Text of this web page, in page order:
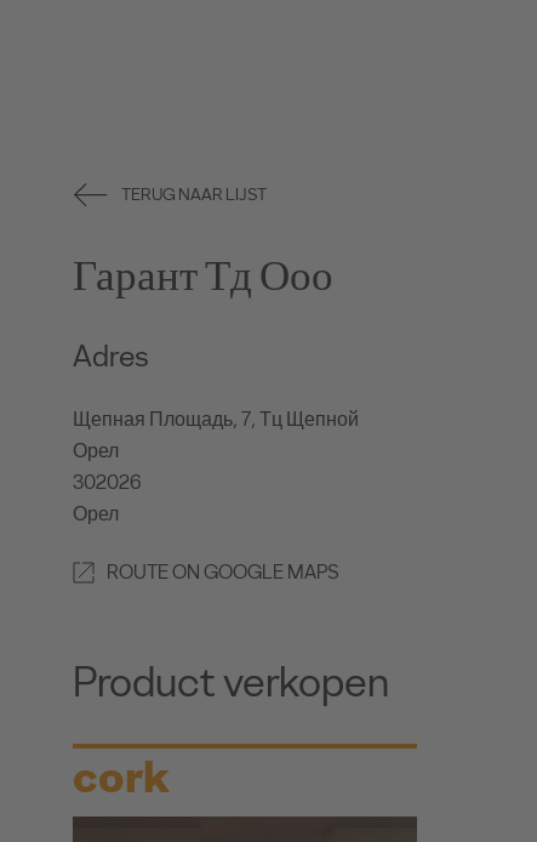
TERUG NAAR LIJST
Гарант Тд Ооо
Adres
Щепная Площадь, 7, Тц Щепной
Орел
302026
Орел
ROUTE ON GOOGLE MAPS
Product verkopen
cork